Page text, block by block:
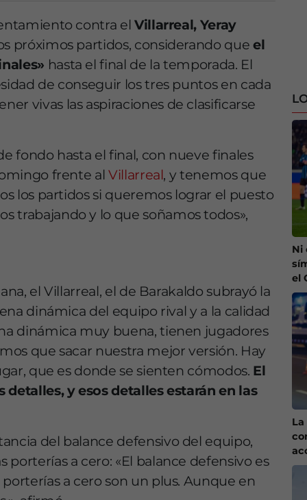
contra el Villarreal, Yeray
próximos partidos, considerando que el
hasta el final de la temporada. El
de conseguir los tres puntos en cada
vivas las aspiraciones de clasificarse
fondo hasta el final, con nueve finales
frente al Villarreal, y tenemos que
los partidos si queremos lograr el puesto
trabajando y lo que soñamos todos»,
el Villarreal, el de Barakaldo subrayó la
dinámica del equipo rival y a la calidad
dinámica muy buena, tienen jugadores
que sacar nuestra mejor versión. Hay
que es donde se sienten cómodos. El
y esos detalles estarán en las
del balance defensivo del equipo,
porterías a cero: «El balance defensivo es
a cero son un plus. Aunque en
Ni
el